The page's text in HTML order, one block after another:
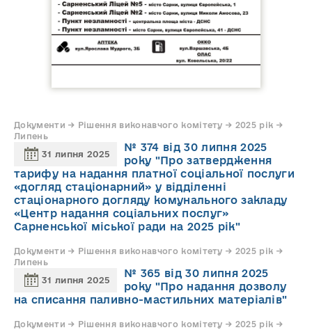
Документи → Рішення виконавчого комітету → 2025 рік →
Липень
31 липня 2025
№ 374 від 30 липня 2025
року "Про затвердження
тарифу на надання платної соціальної послуги
«догляд стаціонарний» у відділенні
стаціонарного догляду комунального закладу
«Центр надання соціальних послуг»
Сарненської міської ради на 2025 рік"
Документи → Рішення виконавчого комітету → 2025 рік →
Липень
31 липня 2025
№ 365 від 30 липня 2025
року "Про надання дозволу
на списання паливно-мастильних матеріалів"
Документи → Рішення виконавчого комітету → 2025 рік →